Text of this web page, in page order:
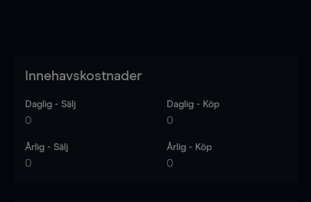
Innehavskostnader
Daglig - Sälj
0
Daglig - Köp
0
Årlig - Sälj
0
Årlig - Köp
0